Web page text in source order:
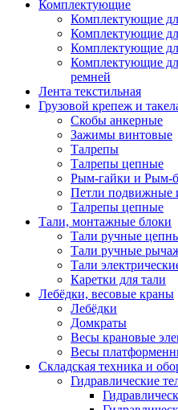
Комплектующие
Комплектующие
Комплектующие
Комплектующие
Комплектующие
ремней
Лента текстильная
Грузовой крепеж и
Скобы анкерные
Зажимы винтовые
Талрепы
Талрепы цепные
Рым-гайки и Рым-
Петли подвижные
Талрепы цепные
Тали, монтажные блоки
Тали ручные
Тали ручные
Тали
Каретки для тали
Лебёдки, весовые краны
Лебёдки
Домкраты
Весы крановые
Весы
Складская техника и
Гидравлические